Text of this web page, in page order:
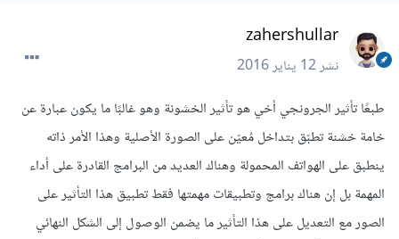
zahershullar
نشر12 يناير 2016
طبعًا تأثير الجرونجي أخي هو تأثير الخشونة وهو غالبًا ما يكون عبارة عن
خامة خشنة تطبّق بتداخل مُعيّن على الصورة الأصلية وهذا الأمر ذاته
ينطبق على الهواتف المحمولة وهناك العديد من البرامج القادرة على أداء
المهمة بل إن هناك برامج وتطبيقات مهمتها فقط تطبيق هذا التأثير على
الصور مع التعديل على هذا التأثير ما يضمن الوصول إلى الشكل النهائي